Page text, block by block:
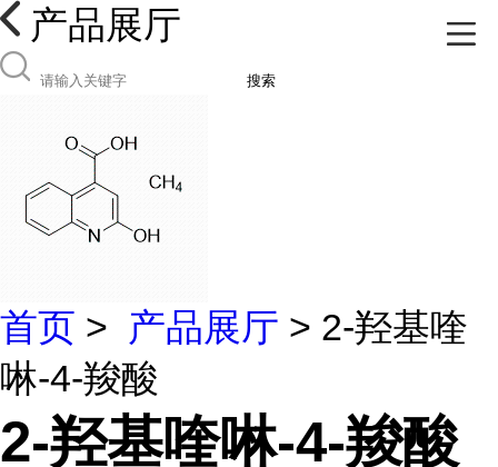
产品展厅
搜索
首页 > 产品展厅 > 2-羟基喹
啉-4-羧酸
2-羟基喹啉-4-羧酸